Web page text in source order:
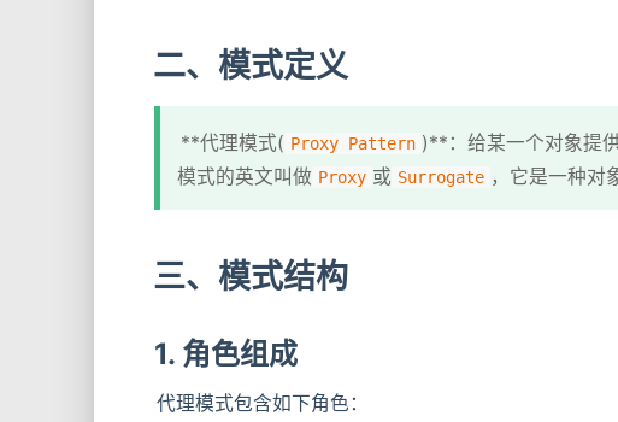
二、模式定义
**代理模式( Proxy Pattern )**：给某一个对象提
模式的英文叫做 Proxy 或 Surrogate ，它是一种对
三、模式结构
1. 角色组成
代理模式包含如下角色：